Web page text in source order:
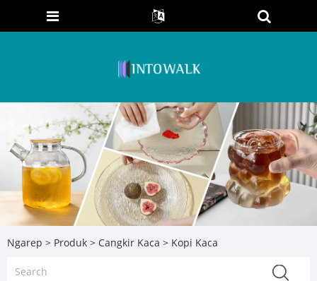
Ngarep > Produk > Cangkir Kaca > Kopi Kaca